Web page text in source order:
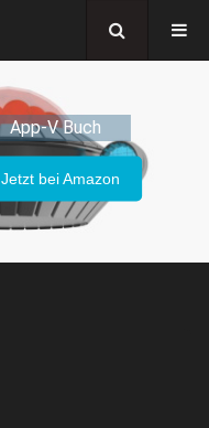
App-V Buch
Jetzt bei Amazon